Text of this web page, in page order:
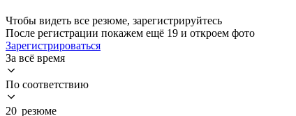
Чтобы видеть все резюме, зарегистрируйтесь
После регистрации покажем ещё 19 и откроем фото
Зарегистрироваться
За всё время
По соответствию
20 резюме